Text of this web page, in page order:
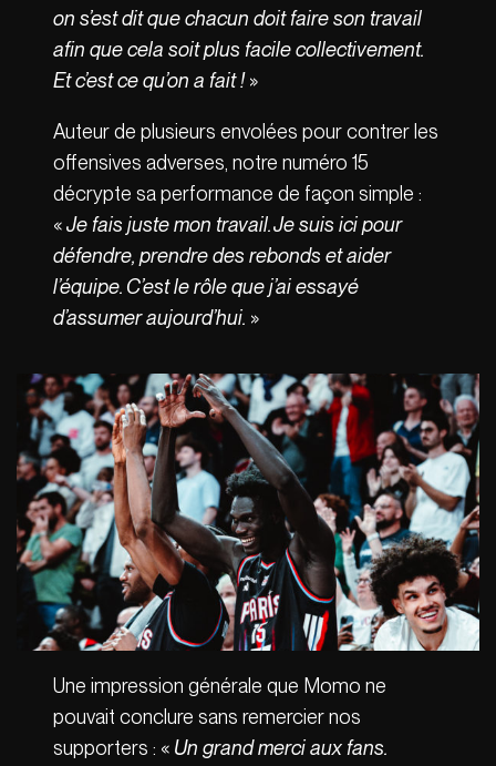
on s’est dit que chacun doit faire son travail
afin que cela soit plus facile collectivement.
Et c’est ce qu’on a fait !»
Auteur de plusieurs envolées pour contrer les
offensives adverses, notre numéro 15
décrypte sa performance de façon simple :
«Je fais juste mon travail. Je suis ici pour
défendre, prendre des rebonds et aider
l’équipe. C’est le rôle que j’ai essayé
d’assumer aujourd’hui. »
Une impression générale que Momo ne
pouvait conclure sans remercier nos
supporters : « Un grand merci aux fans.